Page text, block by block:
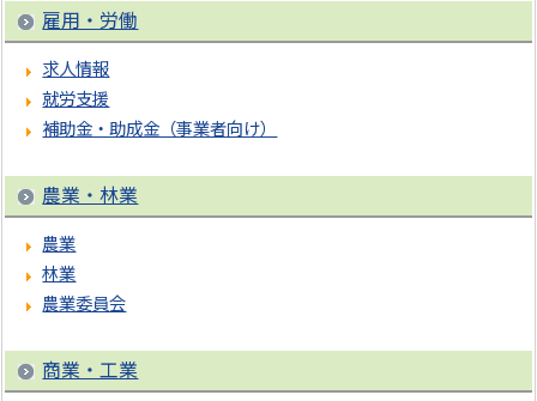
雇用・労働
求人情報
就労支援
補助金・助成金（事業者向け）
農業・林業
農業
林業
農業委員会
商業・工業